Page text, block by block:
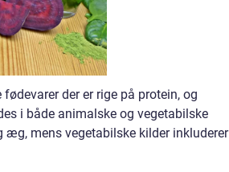
der er rige på protein, og
i både animalske og vegetabilske
æg, mens vegetabilske kilder inkluderer